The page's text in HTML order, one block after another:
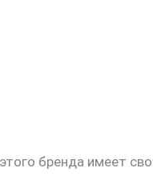
бренда имеет